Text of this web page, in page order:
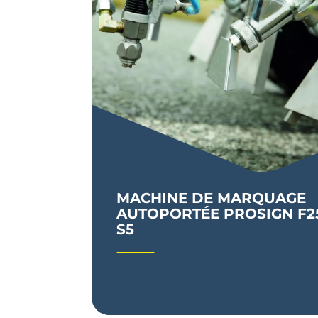
MACHINE DE MARQUAGE
AUTOPORTÉE PROSIGN
S5
Matériel de marquage à très haut
rendement, extrêmement maniable et
assurant une grande maitrise des dosages.